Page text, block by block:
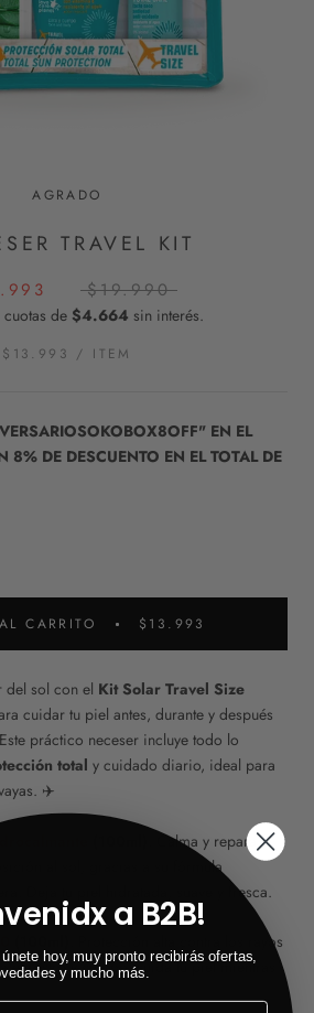
AGRADO
TRAVEL KIT
$19.990
cuotas de $4.664 sin interés.
$13.993 / ITEM
EN EL
8% DE DESCUENTO EN EL TOTAL DE
CARRITO $13.993
del sol con el Kit Solar Travel Size
cuidar tu piel antes, durante y después
práctico neceser incluye todo lo
total y cuidado diario, ideal para
✈️
: Calma y repara la
al sol, gracias a su fórmula
Deja tu piel hidratada, suave y fresca.
: Protección alta contra los rayos
el rostro y cuerpo, cuida tu piel mientras
a B2B!
hoy, muy pronto recibirás ofertas,
y mucho más.